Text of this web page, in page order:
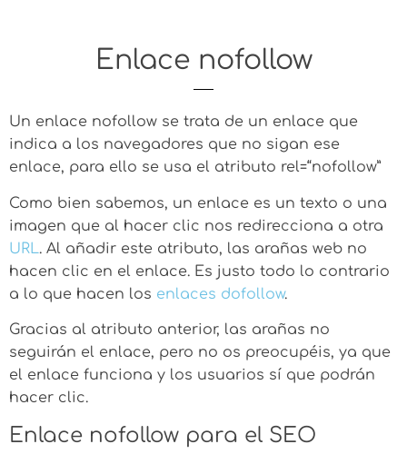
Enlace nofollow
Un enlace nofollow se trata de un enlace que
indica a los navegadores que no sigan ese
enlace, para ello se usa el atributo rel=“nofollow”
Como bien sabemos, un enlace es un texto o una
imagen que al hacer clic nos redirecciona a otra
URL. Al añadir este atributo, las arañas web no
hacen clic en el enlace. Es justo todo lo contrario
a lo que hacen los enlaces dofollow.
Gracias al atributo anterior, las arañas no
seguirán el enlace, pero no os preocupéis, ya que
el enlace funciona y los usuarios sí que podrán
hacer clic.
Enlace nofollow para el SEO